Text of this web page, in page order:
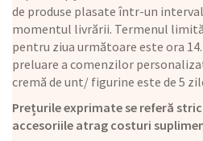
de produse plasate într-un
momentul livrării. Termenul
pentru ziua următoare este ora
preluare a comenzilor
cremă de unt/ figurine este de 5
Prețurile exprimate se referă
accesoriile atrag costuri